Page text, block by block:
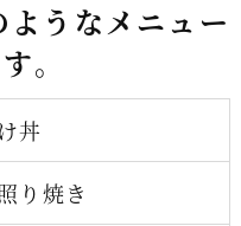
うなメニュー
。
丼
り焼き